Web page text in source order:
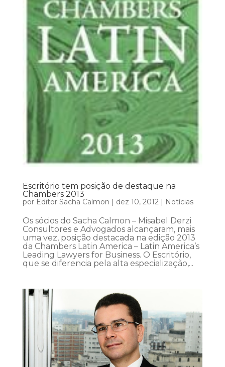
Escritório tem posição de destaque na
Chambers 2013
por Editor Sacha Calmon | dez 10, 2012| Notícias
Os sócios do Sacha Calmon – Misabel Derzi
Consultores e Advogados alcançaram, mais
uma vez, posição destacada na edição 2013
da Chambers Latin America – Latin America’s
Leading Lawyers for Business. O Escritório,
que se diferencia pela alta especialização,...